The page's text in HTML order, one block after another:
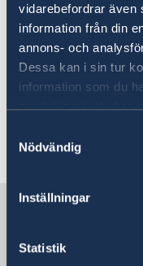
vidarebefordrar även
information från din
annons- och
Dessa kan i sin tur
information som du
samlat in när du har
Nödvändig
Inställningar
Statistik
Med anledning
Stockholm
ökad vaksamhet
missyttringar
medborgare.
Senast uppdaterad
Sverige i